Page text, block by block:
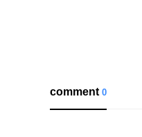
comment0